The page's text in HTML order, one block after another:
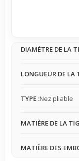
glisse
activités
cherchent un
touche subtile
n’importe quelle
impression de
au quotidien.
DIAMÈTRE DE LA
LONGUEUR DE LA
TYPE :Nez pliable
MATIÈRE DE LA
MATIÈRE DES